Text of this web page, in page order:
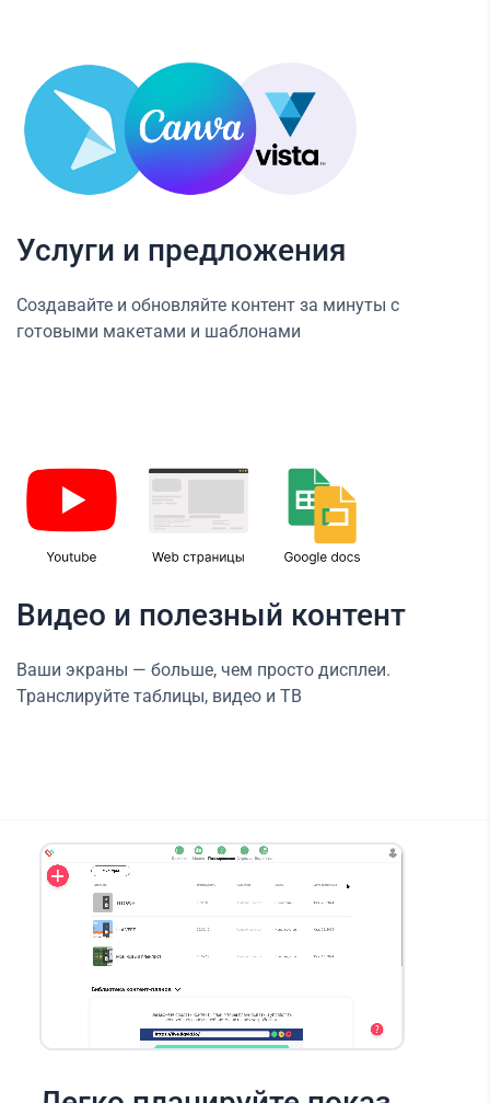
Услуги и предложения
Создавайте и обновляйте контент за минуты с
готовыми макетами и шаблонами
Видео и полезный контент
Ваши экраны — больше, чем просто дисплеи.
Транслируйте таблицы, видео и ТВ